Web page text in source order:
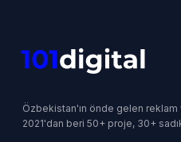
Özbekistan'ın önde gelen reklam
2021'dan beri 50+ proje, 30+